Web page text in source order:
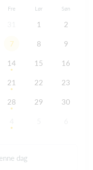
Fre Lør Søn
1 2
7 8 9
14 15 16
21 22 23
28 29 30
dag